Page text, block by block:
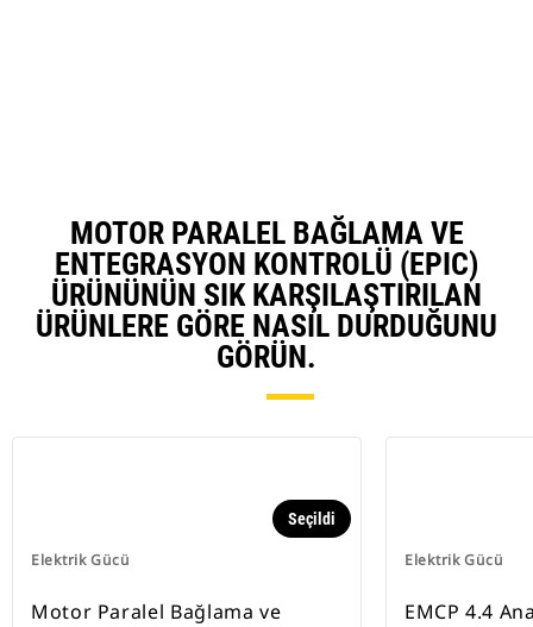
MOTOR PARALEL BAĞLAMA VE
ENTEGRASYON KONTROLÜ (EPIC)
ÜRÜNÜNÜN SIK KARŞILAŞTIRILAN
ÜRÜNLERE GÖRE NASIL DURDUĞUNU
GÖRÜN.
Elektrik Gücü
Seçildi
Motor Paralel Bağlama ve
Elektrik Gücü
EMCP 4.4